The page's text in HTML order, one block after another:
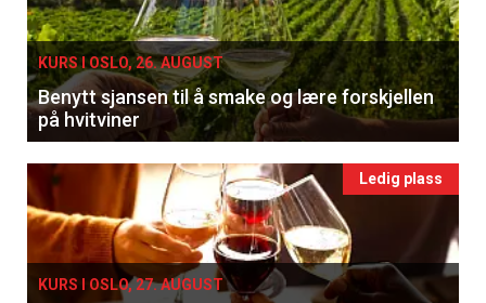
KURS I OSLO, 26. AUGUST
Benytt sjansen til å smake og lære forskjellen
på hvitviner
Ledig plass
KURS I OSLO, 27. AUGUST